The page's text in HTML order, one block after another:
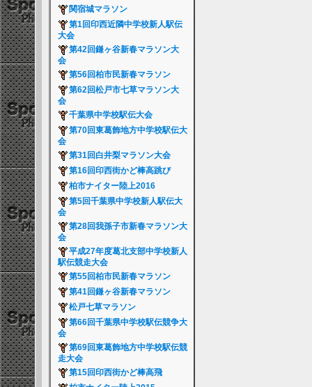
関宿城マラソン
第1回印西近隣中学校新人駅伝
大会
第42回鎌ヶ谷新春マラソン大
会
第56回柏市民新春マラソン
第62回松戸市七草マラソン大
会
千葉県中学校駅伝大会
第70回東葛飾地方中学校駅伝大
会
第31回白井梨マラソン大会
第16回印西街かど棒高跳び
柏市ナイター陸上2016
第5回千葉県中学校新人駅伝大
会
第28回我孫子市新春マラソン大
会
平成27年度葛北支部中学校新人
駅伝競走大会
第55回柏市民新春マラソン
第41回鎌ヶ谷新春マラソン
松戸七草マラソン
第66回千葉県中学校駅伝競争大
会
第69回東葛飾地方中学校駅伝競
走大会
第15回印西街かど棒高飛